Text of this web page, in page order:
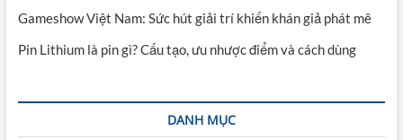
Gameshow Việt Nam: Sức hút giải trí khiến khán giả phát mê
Pin Lithium là pin gì? Cấu tạo, ưu nhược điểm và cách dùng
DANH MỤC